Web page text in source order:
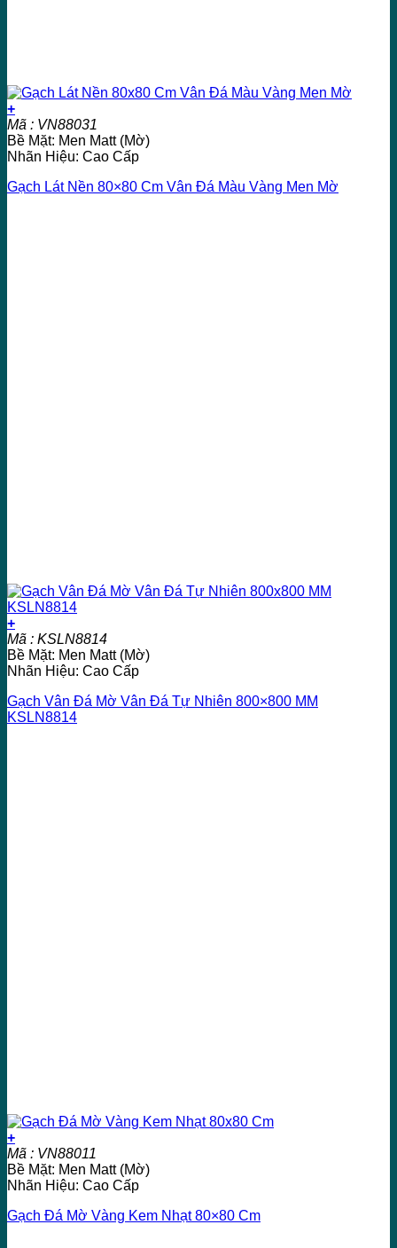
+
Mã : VN88031
Bề Mặt: Men Matt (Mờ)
Nhãn Hiệu: Cao Cấp
Gạch Lát Nền 80×80 Cm Vân Đá Màu Vàng Men Mờ
+
Mã : KSLN8814
Bề Mặt: Men Matt (Mờ)
Nhãn Hiệu: Cao Cấp
Gạch Vân Đá Mờ Vân Đá Tự Nhiên 800×800 MM
KSLN8814
+
Mã : VN88011
Bề Mặt: Men Matt (Mờ)
Nhãn Hiệu: Cao Cấp
Gạch Đá Mờ Vàng Kem Nhạt 80×80 Cm